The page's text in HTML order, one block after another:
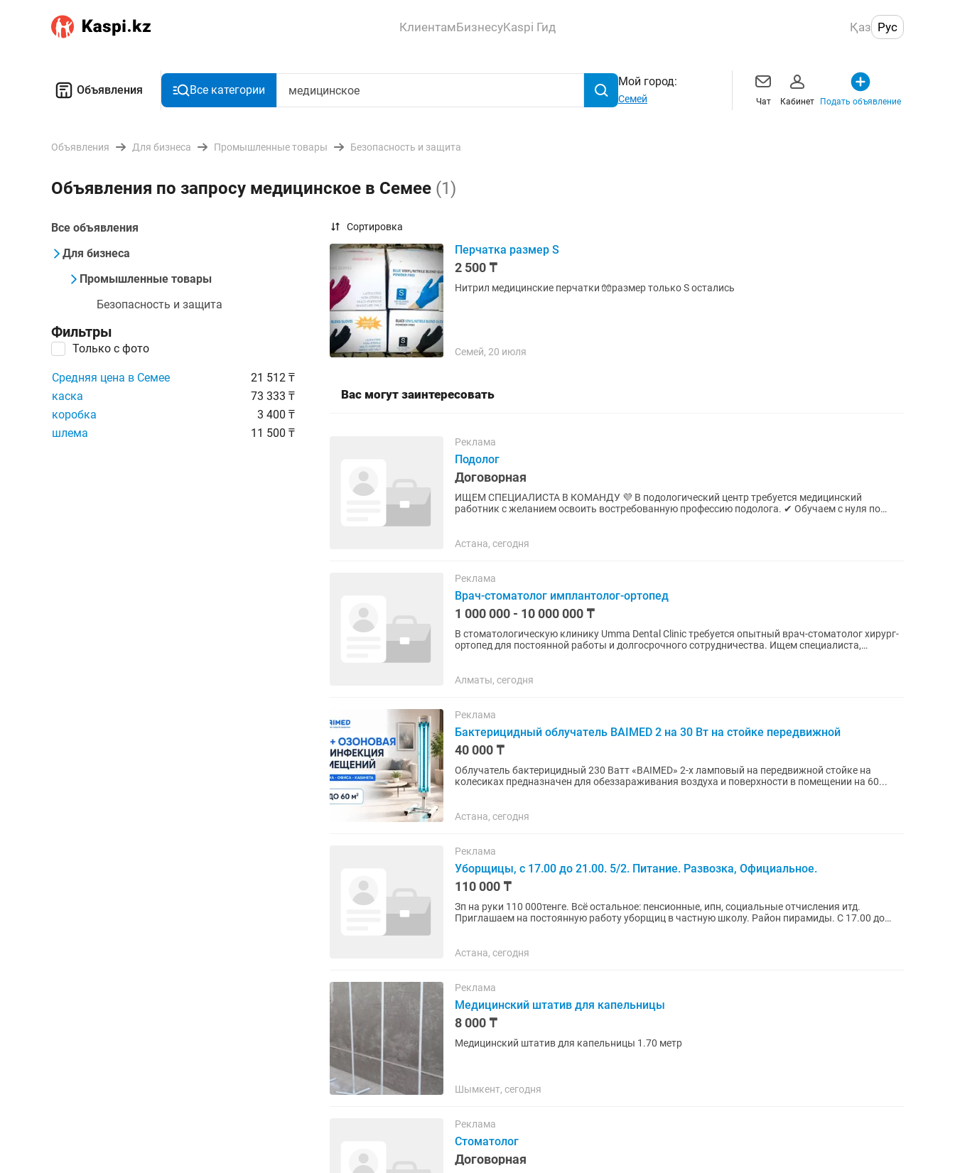
КлиентамБизнесуKaspi Гид Қаз Рус
Объявления Все категории
Мой город:
Семей Чат Кабинет Подать объявление
Объявления Для бизнеса Промышленные товары Безопасность и защита
Объявления по запросу медицинское в Семее (1)
Все объявления
Для бизнеса
Промышленные товары
Безопасность и защита
Фильтры
Только с фото
Средняя цена в Семее
21 512 ₸
каска
73 333 ₸
коробка
3 400 ₸
шлема
11 500 ₸
Сортировка
Перчатка размер S
2 500 ₸
Нитрил медицинские перчатки 🧤размер только S остались
Семей, 20 июля
Вас могут заинтересовать
Реклама
Подолог
Договорная
ИЩЕМ СПЕЦИАЛИСТА В КОМАНДУ 💜 В подологический центр требуется медицинский
работник с желанием освоить востребованную профессию подолога. ✔ Обучаем с нуля по
Астана, сегодня
Реклама
Врач-стоматолог имплантолог-ортопед
1 000 000 - 10 000 000 ₸
В стоматологическую клинику Umma Dental Clinic требуется опытный врач-стоматолог хирург-
ортопед для постоянной работы и долгосрочного сотрудничества. Ищем специалиста,
Алматы, сегодня
Реклама
Бактерицидный облучатель BAIMED 2 на 30 Вт на стойке передвижной
40 000 ₸
Облучатель бактерицидный 230 Ватт «BAIMED» 2-х ламповый на передвижной стойке на
колесиках предназначен для обеззараживания воздуха и поверхности в помещении на 60...
Астана, сегодня
Реклама
Уборщицы, с 17.00 до 21.00. 5/2. Питание. Развозка, Официальное.
110 000 ₸
Зп на руки 110 000тенге. Всё остальное: пенсионные, ипн, социальные отчисления итд.
Приглашаем на постоянную работу уборщиц в частную школу. Район пирамиды. С 17.00 до
Астана, сегодня
Реклама
Медицинский штатив для капельницы
8 000 ₸
Медицинский штатив для капельницы 1.70 метр
Шымкент, сегодня
Реклама
Стоматолог
Договорная